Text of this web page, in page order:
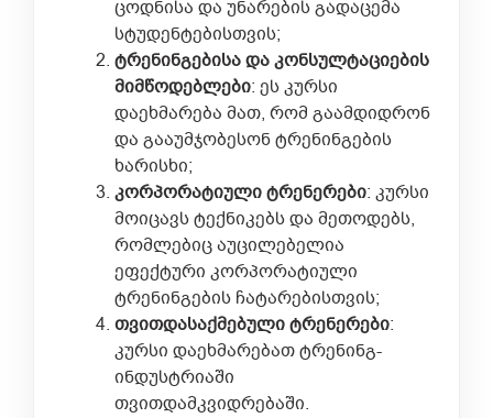
ცოდნისა და უნარების გადაცემა
სტუდენტებისთვის;
ტრენინგებისადაკონსულტაციების
მიმწოდებლები: ეს კურსი
დაეხმარება მათ, რომ გაამდიდრონ
და გააუმჯობესონ ტრენინგების
ხარისხი;
კორპორატიულიტრენერები: კურსი
მოიცავს ტექნიკებს და მეთოდებს,
რომლებიც აუცილებელია
ეფექტური კორპორატიული
ტრენინგების ჩატარებისთვის;
თვითდასაქმებულიტრენერები:
კურსი დაეხმარებათ ტრენინგ-
ინდუსტრიაში
თვითდამკვიდრებაში.